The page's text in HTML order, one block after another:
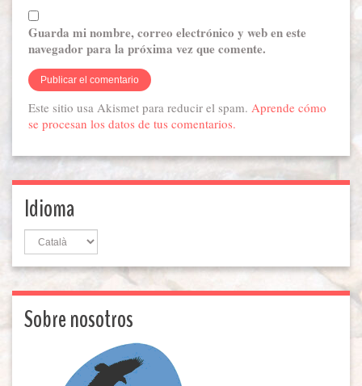
Guarda mi nombre, correo electrónico y web en este
navegador para la próxima vez que comente.
Este sitio usa Akismet para reducir el spam. Aprende cómo
se procesan los datos de tus comentarios.
Idioma
Idioma
Sobre nosotros